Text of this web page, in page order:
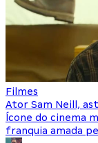
Filmes
Ator Sam Neill,
Ícone do cinema
franquia amada